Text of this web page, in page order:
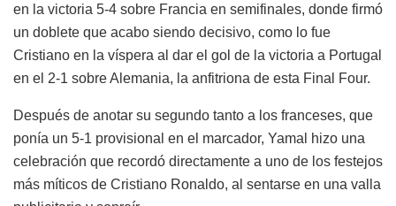
en la victoria 5-4 sobre Francia en semifinales, donde firmó
un doblete que acabo siendo decisivo, como lo fue
Cristiano en la víspera al dar el gol de la victoria a Portugal
en el 2-1 sobre Alemania, la anfitriona de esta Final Four.
Después de anotar su segundo tanto a los franceses, que
ponía un 5-1 provisional en el marcador, Yamal hizo una
celebración que recordó directamente a uno de los festejos
más míticos de Cristiano Ronaldo, al sentarse en una valla